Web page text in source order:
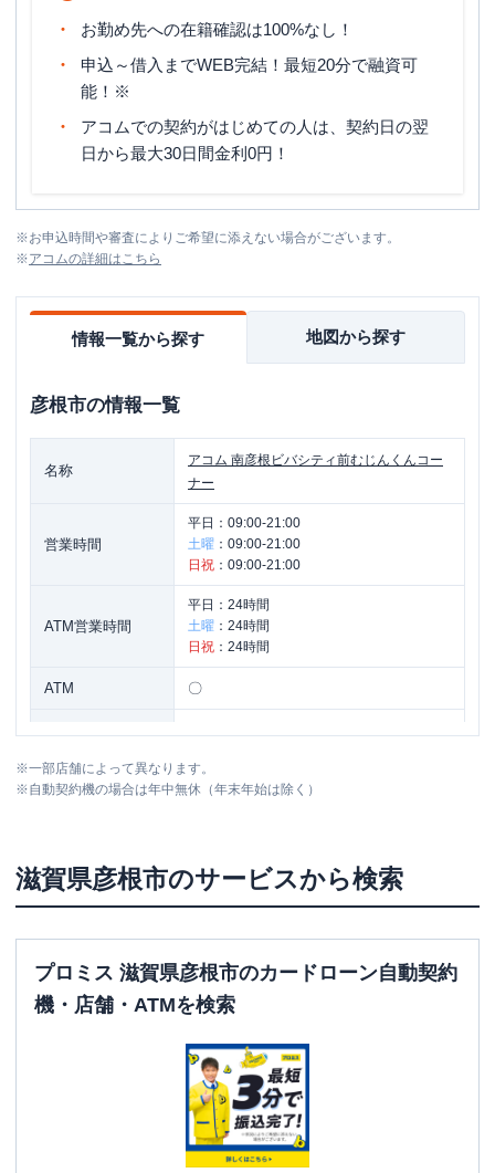
お勤め先への在籍確認は100%なし！
申込～借入までWEB完結！最短20分で融資可
能！※
アコムでの契約がはじめての人は、契約日の翌
日から最大30日間金利0円！
※お申込時間や審査によりご希望に添えない場合がございます。
※アコムの詳細はこちら
情報一覧から探す 地図から探す
彦根市の情報一覧
名称
アコム 南彦根ビバシティ前むじんくんコー
ナー
営業時間
平日： 09:00-21:00
土曜 ： 09:00-21:00
日祝 ： 09:00-21:00
ATM営業時間
平日： 24時間
土曜 ： 24時間
日祝 ： 24時間
ATM 〇
住所 滋賀県彦根市高宮町１４３０-３
※一部店舗によって異なります。
※自動契約機の場合は年中無休（年末年始は除く）
滋賀県彦根市のサービスから検索
プロミス 滋賀県彦根市のカードローン自動契約
機・店舗・ATMを検索